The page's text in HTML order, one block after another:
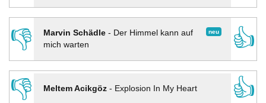
👎 neu
Marvin Schädle- Der Himmel kann auf
mich warten
👍
👎
Meltem Acikgöz- Explosion In My Heart
👍